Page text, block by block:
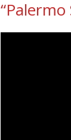
“Palermo